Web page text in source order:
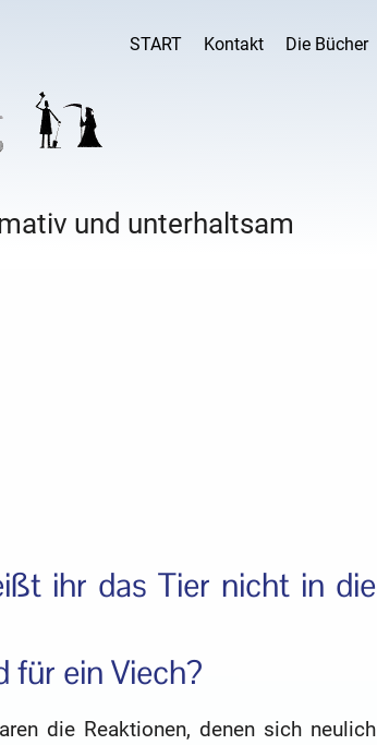
START Kontakt Die Bücher
und unterhaltsam
ihr das Tier nicht in die
für ein Viech?
die Reaktionen, denen sich neulich